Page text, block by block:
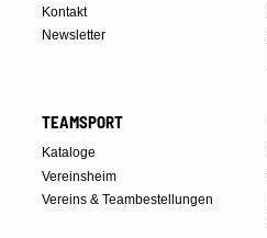
Kontakt
Newsletter
TEAMSPORT
Kataloge
Vereinsheim
Vereins & Teambestellungen